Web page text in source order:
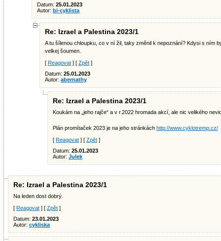
Datum: 25.01.2023
Autor: bi-cyklista
Re: Izrael a Palestina 2023/1
A tu šílenou chloupku, co v ní žil, taky změnil k nepoznání? Kdysi s ním
velkej šoumen.
[ Reagovat ] [ Zpět ]
Datum: 25.01.2023
Autor: abernathy
Re: Izrael a Palestina 2023/1
Koukám na „jeho rajče“ a v r.2022 hromada akcí, ale nic velikého
Plán promítaček 2023 je na jeho stránkách http://www.cyklotremp.cz/
[ Reagovat ] [ Zpět ]
Datum: 25.01.2023
Autor: Julek
Re: Izrael a Palestina 2023/1
Na leden dost dobrý.
[ Reagovat ] [ Zpět ]
Datum: 23.01.2023
Autor: cykliska